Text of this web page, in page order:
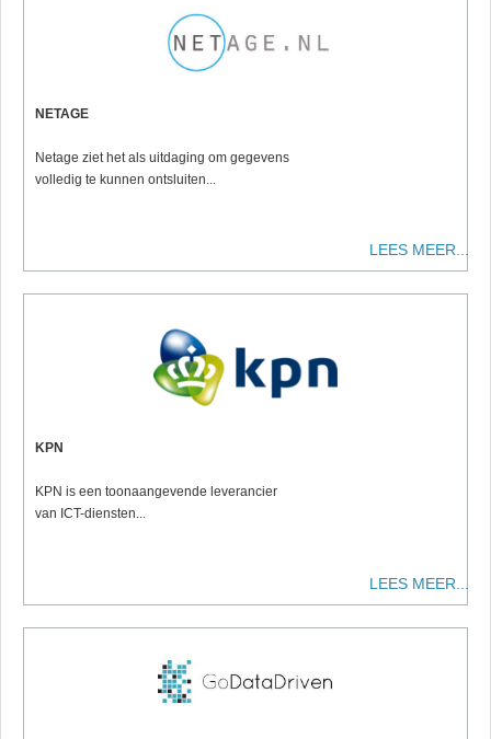
NETAGE
Netage ziet het als uitdaging om gegevens
volledig te kunnen ontsluiten...
LEES MEER...
KPN
KPN is een toonaangevende leverancier
van ICT-diensten...
LEES MEER...